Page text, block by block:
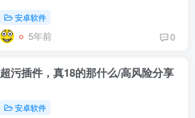
安卓软件
5年前 0
超污插件，真18的那什么/高风险分享
安卓软件